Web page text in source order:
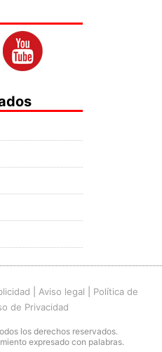
Aviso legal
Política de
de Privacidad
los derechos reservados.
expresado con palabras.